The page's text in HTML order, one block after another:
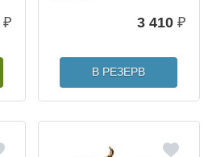
₽ 3 410 ₽
В РЕЗЕРВ